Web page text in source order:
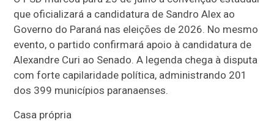
que oficializará a candidatura de Sandro Alex ao
Governo do Paraná nas eleições de 2026. No mesmo
evento, o partido confirmará apoio à candidatura de
Alexandre Curi ao Senado. A legenda chega à disputa
com forte capilaridade política, administrando 201
dos 399 municípios paranaenses.
Casa própria